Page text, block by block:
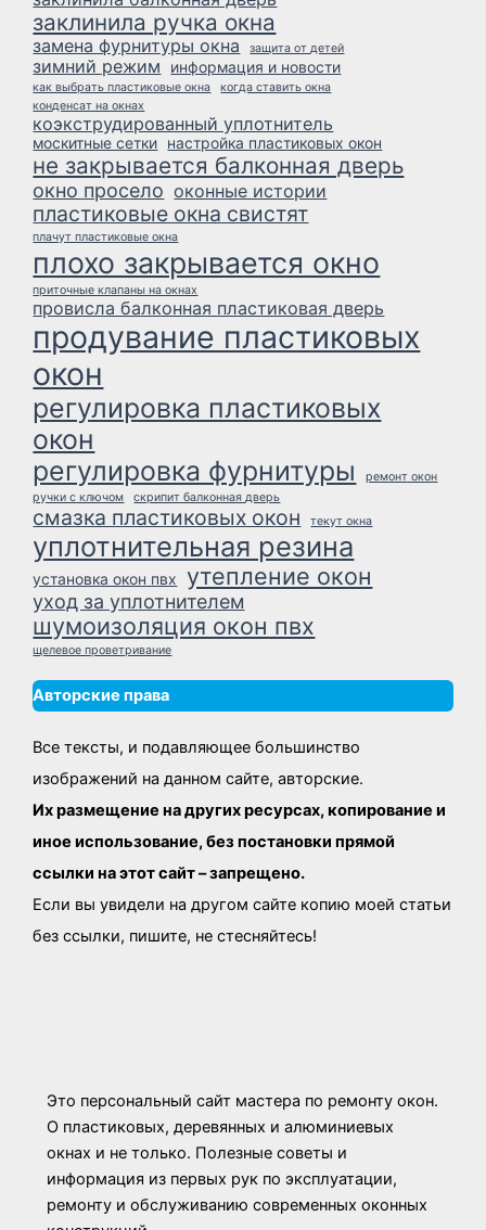
заклинила ручка окна
замена фурнитуры окна защита от детей
зимний режим информация и новости
как выбрать пластиковые окна
когда ставить окна
конденсат на окнах
коэкструдированный уплотнитель
москитные сетки настройка пластиковых окон
не закрывается балконная дверь
окно просело оконные истории
пластиковые окна свистят
плачут пластиковые окна
плохо закрывается окно
приточные клапаны на окнах
провисла балконная пластиковая дверь
продувание пластиковых
окон
регулировка пластиковых
окон
регулировка фурнитуры
ремонт окон
ручки с ключом
скрипит балконная дверь
смазка пластиковых окон текут окна
уплотнительная резина
установка окон пвх утепление окон
уход за уплотнителем
шумоизоляция окон пвх
щелевое проветривание
Авторские права
Все тексты, и подавляющее большинство
изображений на данном сайте, авторские.
Их размещение на других ресурсах, копирование и
иное использование, без постановки прямой
ссылки на этот сайт – запрещено.
Если вы увидели на другом сайте копию моей статьи
без ссылки, пишите, не стесняйтесь!
Это персональный сайт мастера по ремонту окон.
О пластиковых, деревянных и алюминиевых
окнах и не только. Полезные советы и
информация из первых рук по эксплуатации,
ремонту и обслуживанию современных оконных